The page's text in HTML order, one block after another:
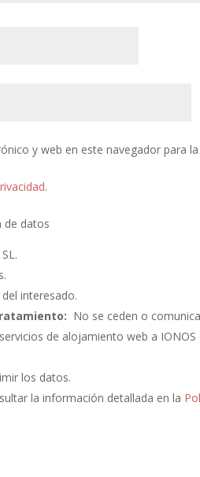
y web en este navegador para
.
de datos
interesado.
No se ceden o
de alojamiento web a
los datos.
la información detallada en la